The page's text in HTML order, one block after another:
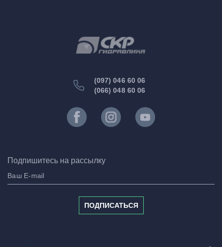
(097) 046 60 06
(066) 048 60 06
Подпишитесь на рассылку
ПОДПИСАТЬСЯ